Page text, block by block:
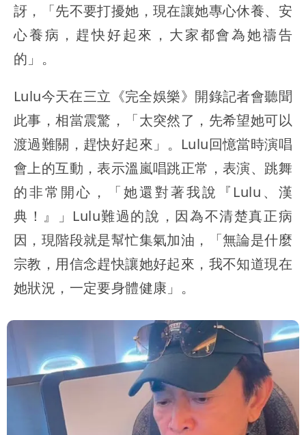
訝，「先不要打擾她，現在讓她專心休養、安
心養病，趕快好起來，大家都會為她禱告
的」。
Lulu今天在三立《完全娛樂》開錄記者會聽聞
此事，相當震驚，「太突然了，先希望她可以
渡過難關，趕快好起來」。Lulu回憶當時演唱
會上的互動，表示溫嵐唱跳正常，表演、跳舞
的非常開心，「她還對著我說『Lulu、漢
典！』」Lulu難過的說，因為不清楚真正病
因，現階段就是幫忙集氣加油，「無論是什麼
宗教，用信念趕快讓她好起來，我不知道現在
她狀況，一定要身體健康」。